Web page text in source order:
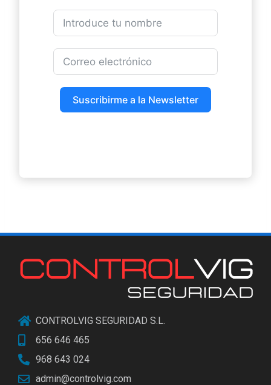
Suscribirme a la Newsletter
CONTROLVIG SEGURIDAD S.L.
656 646 465
968 643 024
admin@controlvig.com